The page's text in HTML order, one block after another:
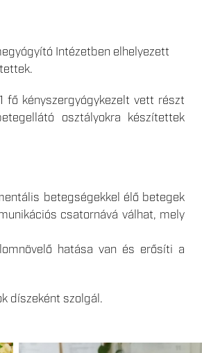
Intézetben elhelyezett
kényszergyógykezelt vett részt
osztályokra készítettek
betegségekkel élő betegek
csatornává válhat, mely
hatása van és erősíti a
díszeként szolgál.